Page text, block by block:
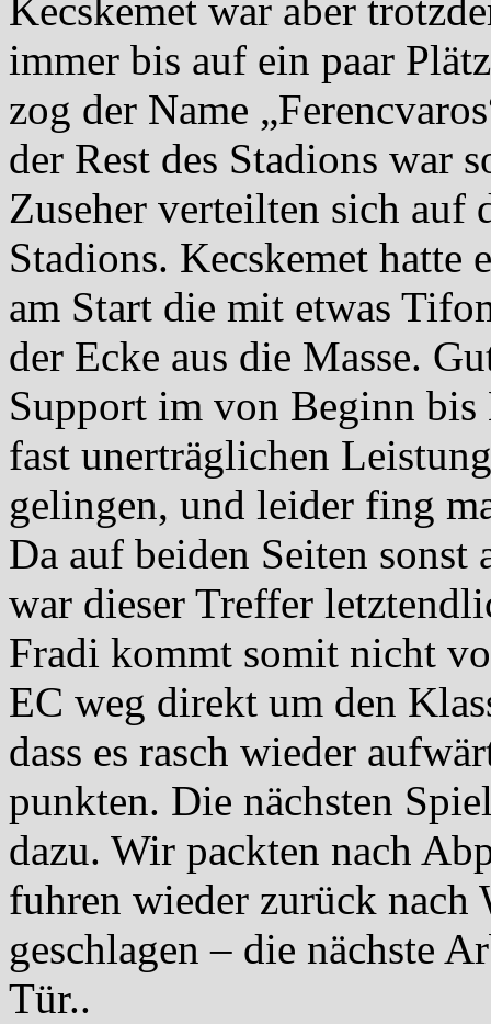
Kecskemet war aber
immer bis auf ein paar
zog der Name
der Rest des Stadions war
Zuseher verteilten sich auf
Stadions. Kecskemet hatte
am Start die mit etwas
der Ecke aus die Masse.
Support im von Beginn bis
fast unerträglichen
gelingen, und leider fing
Da auf beiden Seiten sonst
war dieser Treffer
Fradi kommt somit nicht
EC weg direkt um den
dass es rasch wieder
punkten. Die nächsten
dazu. Wir packten nach
fuhren wieder zurück nach
geschlagen – die nächste
Tür..